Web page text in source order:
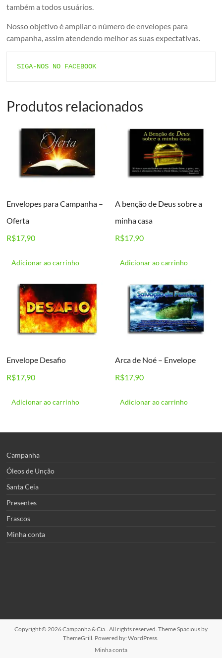
também a todos usuários.
Nosso objetivo é ampliar o número de envelopes para
campanha, assim atendendo melhor as suas expectativas.
SIGA-NOS NO FACEBOOK
Produtos relacionados
Envelopes para Campanha –
Oferta
R$17,90
Adicionar ao carrinho
A benção de Deus sobre a
minha casa
R$17,90
Adicionar ao carrinho
Envelope Desafio
R$17,90
Adicionar ao carrinho
Arca de Noé – Envelope
R$17,90
Adicionar ao carrinho
Campanha
Óleos de Unção
Santa Ceia
Presentes
Frascos
Minha conta
Copyright © 2026Campanha & Cia.. All rights reserved. ThemeSpaciousby
ThemeGrill. Powered by:WordPress.
Minha conta